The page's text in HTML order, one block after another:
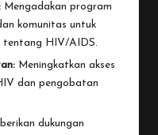
Mengadakan program
komunitas untuk
tentang HIV/AIDS.
Meningkatkan akses
dan pengobatan
dukungan